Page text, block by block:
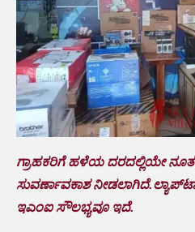
ಗ್ರಾಹಕರಿಗೆ ಹಳೆಯ ದರದಲ್ಲಿಯೇ
ಸುವರ್ಣಾವಕಾಶ
ಇಎಂಐ ಸೌಲಭ್ಯವೂ ಇದೆ.